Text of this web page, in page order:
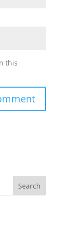
this